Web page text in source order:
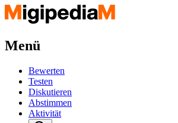
Menü
Bewerten
Testen
Diskutieren
Abstimmen
Aktivität